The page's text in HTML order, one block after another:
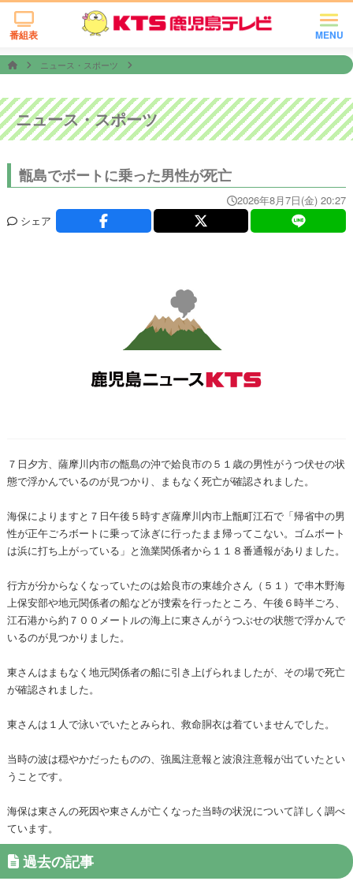
MENU
番組表
ニュース・スポーツ
ニュース・スポーツ
甑島でボートに乗った男性が死亡
2026年8月7日(金) 20:27
シェア
７日夕方、薩摩川内市の甑島の沖で姶良市の５１歳の男性がうつ伏せの状
態で浮かんでいるのが見つかり、まもなく死亡が確認されました。
海保によりますと７日午後５時すぎ薩摩川内市上甑町江石で「帰省中の男
性が正午ごろボートに乗って泳ぎに行ったまま帰ってこない。ゴムボート
は浜に打ち上がっている」と漁業関係者から１１８番通報がありました。
行方が分からなくなっていたのは姶良市の東雄介さん（５１）で串木野海
上保安部や地元関係者の船などが捜索を行ったところ、午後６時半ごろ、
江石港から約７００メートルの海上に東さんがうつぶせの状態で浮かんで
いるのが見つかりました。
東さんはまもなく地元関係者の船に引き上げられましたが、その場で死亡
が確認されました。
東さんは１人で泳いでいたとみられ、救命胴衣は着ていませんでした。
当時の波は穏やかだったものの、強風注意報と波浪注意報が出ていたとい
うことです。
海保は東さんの死因や東さんが亡くなった当時の状況について詳しく調べ
ています。
過去の記事